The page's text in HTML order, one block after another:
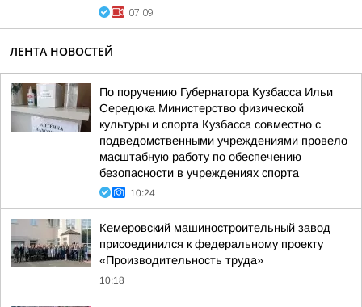
07:09
ЛЕНТА НОВОСТЕЙ
По поручению Губернатора Кузбасса Ильи
Середюка Министерство физической
культуры и спорта Кузбасса совместно с
подведомственными учреждениями провело
масштабную работу по обеспечению
безопасности в учреждениях спорта
10:24
Кемеровский машиностроительный завод
присоединился к федеральному проекту
«Производительность труда»
10:18